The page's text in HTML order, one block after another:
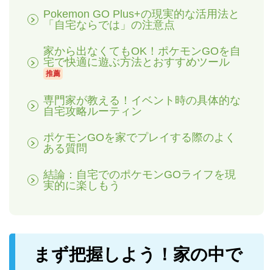
Pokemon GO Plus+の現実的な活用法と
「自宅ならでは」の注意点
家から出なくてもOK！ポケモンGOを自
宅で快適に遊ぶ方法とおすすめツール
推薦
専門家が教える！イベント時の具体的な
自宅攻略ルーティン
ポケモンGOを家でプレイする際のよく
ある質問
結論：自宅でのポケモンGOライフを現
実的に楽しもう
まず把握しよう！家の中で